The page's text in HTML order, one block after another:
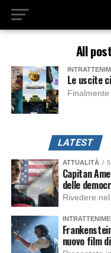
All
Le uscite
LATEST
ATTUALITÀ
Capitan
delle
nuovo film